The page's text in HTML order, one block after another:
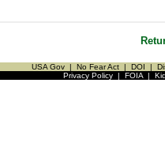
USA Gov | No Fear Act | DOI |
Privacy Policy| FOIA|